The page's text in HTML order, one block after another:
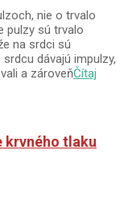
nie o trvalo
pulzy sú trvalo
na srdci sú
dávajú impulzy,
a zároveňČítaj
krvného tlaku